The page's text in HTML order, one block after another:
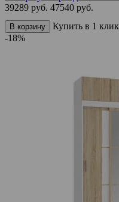
39289 руб. 47540 руб.
В корзину
Купить в 1 клик
-18%